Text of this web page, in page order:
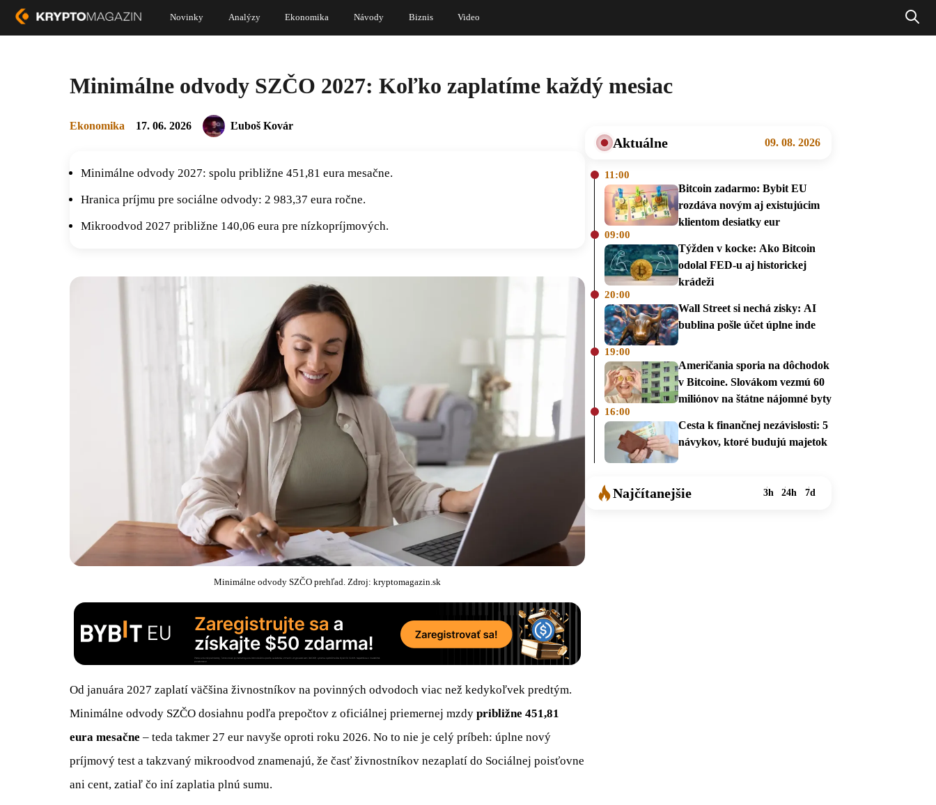
Novinky Analýzy Ekonomika Návody Biznis Video
Minimálne odvody SZČO 2027: Koľko zaplatíme každý mesiac
Ekonomika 17. 06. 2026 Ľuboš Kovár
Minimálne odvody 2027: spolu približne 451,81 eura mesačne.
Hranica príjmu pre sociálne odvody: 2 983,37 eura ročne.
Mikroodvod 2027 približne 140,06 eura pre nízkopríjmových.
Minimálne odvody SZČO prehľad. Zdroj: kryptomagazin.sk
Od januára 2027 zaplatí väčšina živnostníkov na povinných odvodoch viac než kedykoľvek predtým.
Minimálne odvody SZČO dosiahnu podľa prepočtov z oficiálnej priemernej mzdy približne 451,81
eura mesačne – teda takmer 27 eur navyše oproti roku 2026. No to nie je celý príbeh: úplne nový
príjmový test a takzvaný mikroodvod znamenajú, že časť živnostníkov nezaplatí do Sociálnej poisťovne
ani cent, zatiaľ čo iní zaplatia plnú sumu.
Aktuálne 09. 08. 2026
11:00
Bitcoin zadarmo: Bybit EU
rozdáva novým aj existujúcim
klientom desiatky eur
09:00
Týžden v kocke: Ako Bitcoin
odolal FED-u aj historickej
krádeži
20:00
Wall Street si nechá zisky: AI
bublina pošle účet úplne inde
19:00
Američania sporia na dôchodok
v Bitcoine. Slovákom vezmú 60
miliónov na štátne nájomné byty
16:00
Cesta k finančnej nezávislosti: 5
návykov, ktoré budujú majetok
Najčítanejšie 3h 24h 7d